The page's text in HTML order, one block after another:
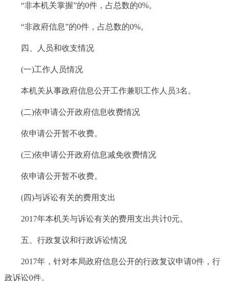
“非本机关掌握”的0件，占总数的0%。
“非政府信息”的0件，占总数的0%。
四、人员和收支情况
(一)工作人员情况
本机关从事政府信息公开工作兼职工作人员3名。
(二)依申请公开政府信息收费情况
依申请公开暂不收费。
(三)依申请公开政府信息减免收费情况
依申请公开暂不收费。
(四)与诉讼有关的费用支出
2017年本机关与诉讼有关的费用支出共计0元。
五、行政复议和行政诉讼情况
2017年，针对本局政府信息公开的行政复议申请0件，行
政诉讼0件。